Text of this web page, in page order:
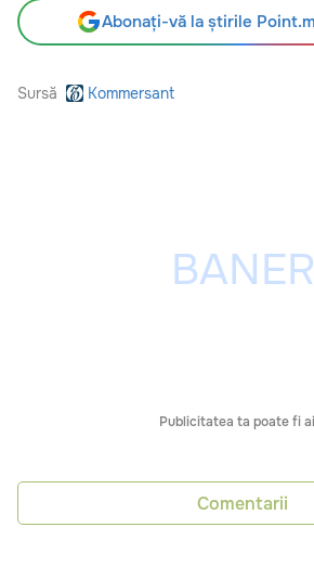
Abonați-vă la știrile
Sursă Kommersant
Publicitatea ta poate fi
Comentarii